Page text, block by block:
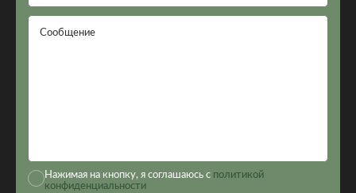
Сообщение
Нажимая на кнопку, я соглашаюсь с политикой
конфиденциальности